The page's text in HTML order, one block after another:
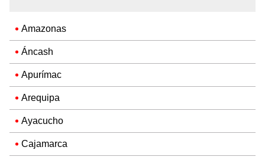
Amazonas
Áncash
Apurímac
Arequipa
Ayacucho
Cajamarca